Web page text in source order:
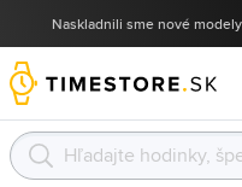
Naskladnili sme nové